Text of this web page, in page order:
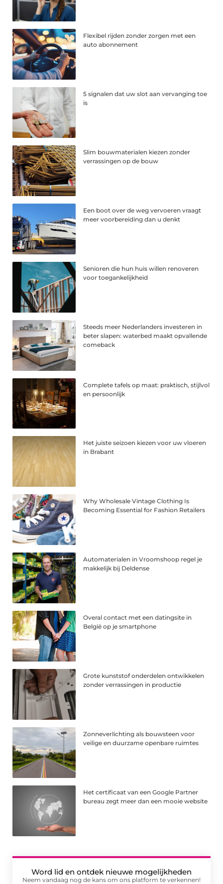
Flexibel rijden zonder zorgen met een
auto abonnement
5 signalen dat uw slot aan vervanging toe
is
Slim bouwmaterialen kiezen zonder
verrassingen op de bouw
Een boot over de weg vervoeren vraagt
meer voorbereiding dan u denkt
Senioren die hun huis willen renoveren
voor toegankelijkheid
Steeds meer Nederlanders investeren in
beter slapen: waterbed maakt opvallende
comeback
Complete tafels op maat: praktisch, stijlvol
en persoonlijk
Het juiste seizoen kiezen voor uw vloeren
in Brabant
Why Wholesale Vintage Clothing Is
Becoming Essential for Fashion Retailers
Automaterialen in Vroomshoop regel je
makkelijk bij Deldense
Overal contact met een datingsite in
België op je smartphone
Grote kunststof onderdelen ontwikkelen
zonder verrassingen in productie
Zonneverlichting als bouwsteen voor
veilige en duurzame openbare ruimtes
Het certificaat van een Google Partner
bureau zegt meer dan een mooie website
Word lid en ontdek nieuwe mogelijkheden
Neem vandaag nog de kans om ons platform te verkennen!